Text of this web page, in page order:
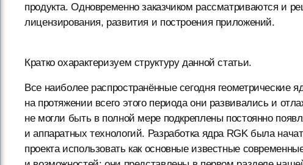
продукта. Одновременно заказчиком рассматриваются и
лицензирования, развития и построения приложений.
Кратко охарактеризуем структуру данной статьи.
Все наиболее распространённые сегодня геометрические
на протяжении всего этого периода они развивались и
не могли быть в полной мере подкреплены постоянно
и аппаратных технологий. Разработка ядра RGK была
проекта использовать как основные известные